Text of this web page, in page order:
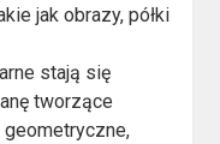
jak obrazy, półki
stają się
tworzące
geometryczne,